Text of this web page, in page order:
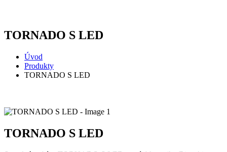
TORNADO S LED
Úvod
Produkty
TORNADO S LED
TORNADO S LED